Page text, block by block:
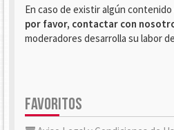
En caso de existir algún
por favor, contactar con
moderadores desarrolla su labor
FAVORITOS